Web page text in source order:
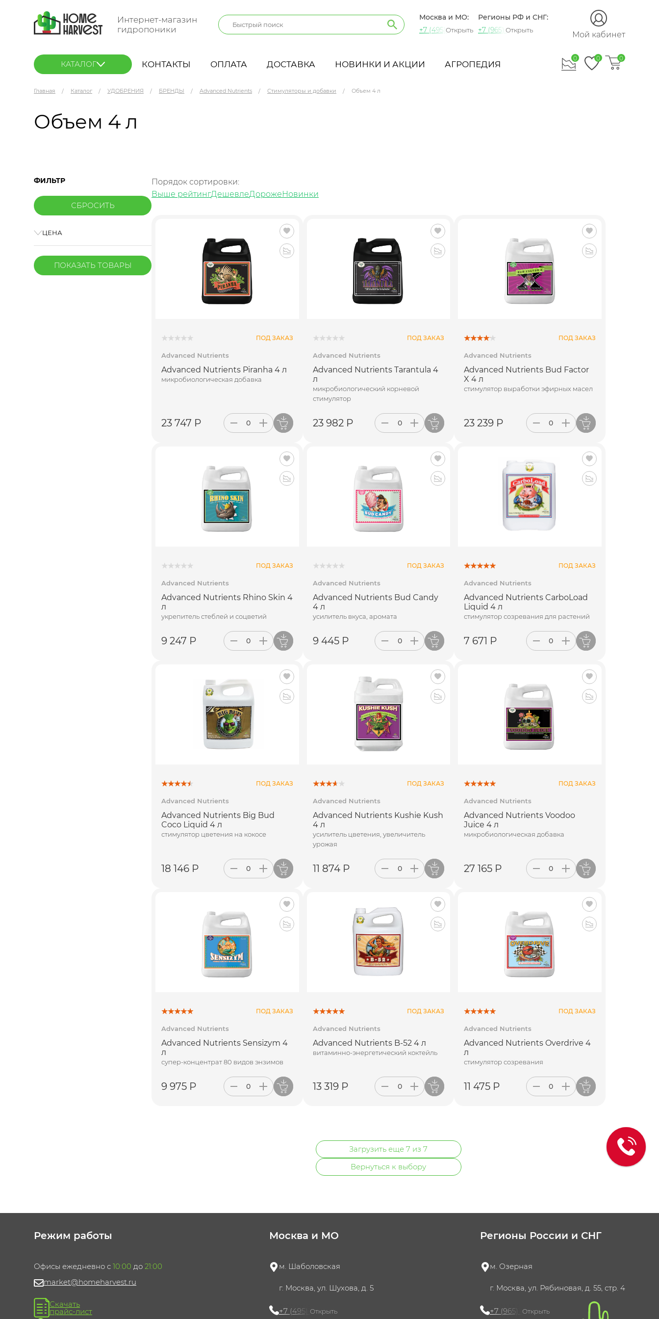
Интернет-магазин
гидропоники
Москва и МО:
+7 (495) 721-60-15
Открыть
Регионы РФ и СНГ:
+7 (965) 420-10-10
Открыть Мой кабинет
КАТАЛОГ КОНТАКТЫ ОПЛАТА ДОСТАВКА НОВИНКИ И АКЦИИ АГРОПЕДИЯ
0 0 0
Главная Каталог УДОБРЕНИЯ БРЕНДЫ Advanced Nutrients Стимуляторы и добавки Объем 4 л
Объем 4 л
ФИЛЬТР
ЦЕНА
ПОКАЗАТЬ ТОВАРЫ
Порядок сортировки:
Выше рейтингДешевлеДорожеНовинки
ПОД ЗАКАЗ
Advanced Nutrients
Advanced Nutrients Piranha 4 л
микробиологическая добавка
23 747 Р
ПОД ЗАКАЗ
Advanced Nutrients
Advanced Nutrients Tarantula 4
л
микробиологический корневой
стимулятор
23 982 Р
ПОД ЗАКАЗ
Advanced Nutrients
Advanced Nutrients Bud Factor
X 4 л
стимулятор выработки эфирных масел
23 239 Р
ПОД ЗАКАЗ
Advanced Nutrients
Advanced Nutrients Rhino Skin 4
л
укрепитель стеблей и соцветий
9 247 Р
ПОД ЗАКАЗ
Advanced Nutrients
Advanced Nutrients Bud Candy
4 л
усилитель вкуса, аромата
9 445 Р
ПОД ЗАКАЗ
Advanced Nutrients
Advanced Nutrients CarboLoad
Liquid 4 л
стимулятор созревания для растений
7 671 Р
ПОД ЗАКАЗ
Advanced Nutrients
Advanced Nutrients Big Bud
Coco Liquid 4 л
стимулятор цветения на кокосе
18 146 Р
ПОД ЗАКАЗ
Advanced Nutrients
Advanced Nutrients Kushie Kush
4 л
усилитель цветения, увеличитель
урожая
11 874 Р
ПОД ЗАКАЗ
Advanced Nutrients
Advanced Nutrients Voodoo
Juice 4 л
микробиологическая добавка
27 165 Р
ПОД ЗАКАЗ
Advanced Nutrients
Advanced Nutrients Sensizym 4
л
супер-концентрат 80 видов энзимов
9 975 Р
ПОД ЗАКАЗ
Advanced Nutrients
Advanced Nutrients B-52 4 л
витаминно-энергетический коктейль
13 319 Р
ПОД ЗАКАЗ
Advanced Nutrients
Advanced Nutrients Overdrive 4
л
стимулятор созревания
11 475 Р
Загрузить еще 7 из 7
Вернуться к выбору
Режим работы
Офисы ежедневно с 10:00 до 21:00
market@homeharvest.ru
Скачать
прайс-лист
Москва и МО
м. Шаболовская
г. Москва, ул. Шухова, д. 5
+7 (495) 721-60-15
Открыть
Регионы России и СНГ
м. Озерная
г. Москва, ул. Рябиновая, д. 55, стр. 4
+7 (965) 420-10-10
Открыть
Сейчас сотрудники
не в офисе. Хотите, в выбранное
Жду звонка!